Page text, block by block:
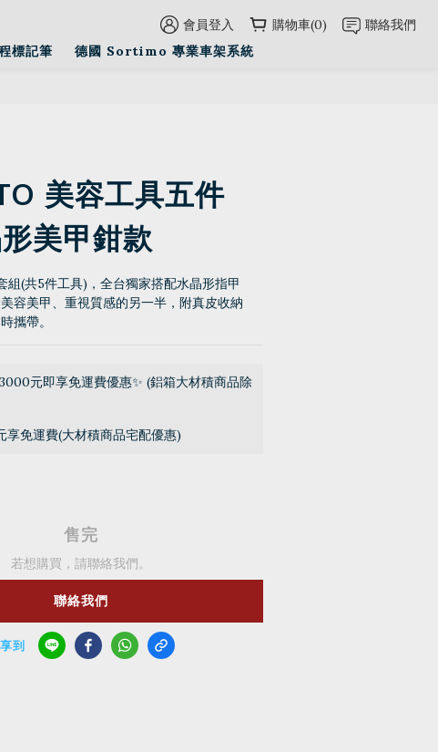
會員登入 購物車(0)
聯絡我們
標記筆 德國 Sortimo 專業車架系統
美容工具五件
美甲鉗款
組(共5件工具)，全台獨家搭配水晶形指甲
容美甲、重視質感的另一半，附真皮收納
攜帶。
元即享免運費優惠✨ (鋁箱大材積商品除
享免運費(大材積商品宅配優惠)
售完
若想購買，請聯絡我們。
聯絡我們
到